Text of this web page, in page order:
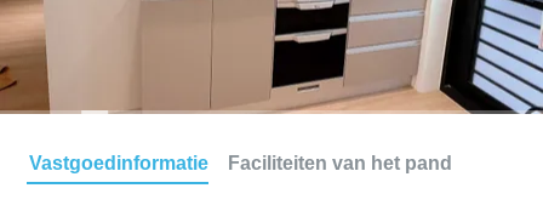
Vastgoedinformatie Faciliteiten van het pand